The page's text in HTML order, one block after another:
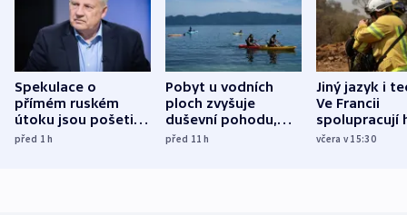
Spekulace o
přímém ruském
útoku jsou pošetilé,
míní estonský
před 1h
Pobyt u vodních
ploch zvyšuje
duševní pohodu,
ukázala
před 11h
Jiný jazyk i
Ve Francii
spolupracují
různých zemí
včera v 15:30